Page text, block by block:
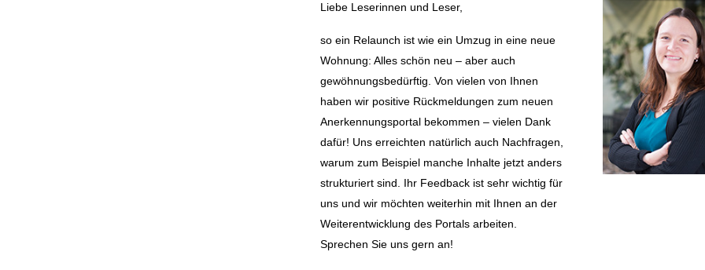
Liebe Leserinnen und Leser,
so ein Relaunch ist wie ein Umzug in eine neue
Wohnung: Alles schön neu – aber auch
gewöhnungsbedürftig. Von vielen von Ihnen
haben wir positive Rückmeldungen zum neuen
Anerkennungsportal bekommen – vielen Dank
dafür! Uns erreichten natürlich auch Nachfragen,
warum zum Beispiel manche Inhalte jetzt anders
strukturiert sind. Ihr Feedback ist sehr wichtig für
uns und wir möchten weiterhin mit Ihnen an der
Weiterentwicklung des Portals arbeiten.
Sprechen Sie uns gern an!